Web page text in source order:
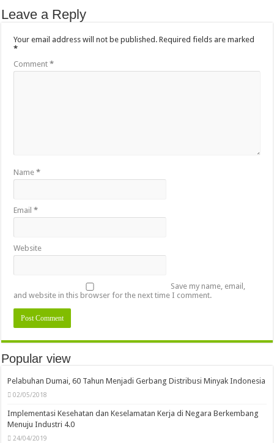
Leave a Reply
Your email address will not be published. Required fields are marked
*
Comment*
Name*
Email*
Website
Save my name, email,
and website in this browser for the next time I comment.
Popular view
Pelabuhan Dumai, 60 Tahun Menjadi Gerbang Distribusi Minyak Indonesia
02/05/2018
Implementasi Kesehatan dan Keselamatan Kerja di Negara Berkembang
Menuju Industri 4.0
24/04/2019